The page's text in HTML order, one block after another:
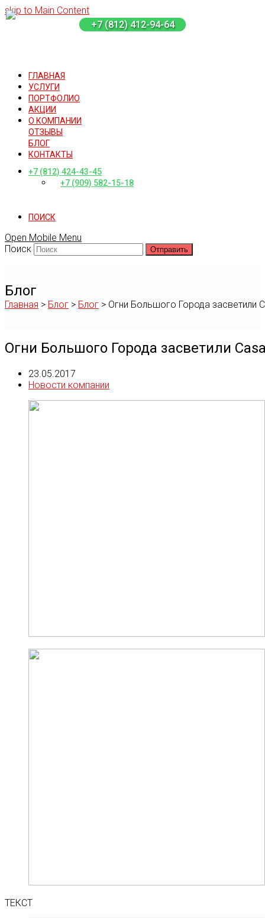
+7 (812) 412-94-64
skip to Main Content
ГЛАВНАЯ
УСЛУГИ
ПОРТФОЛИО
АКЦИИ
О КОМПАНИИ
ОТЗЫВЫ
БЛОГ
КОНТАКТЫ
+7 (812) 424-43-45
+7 (909) 582-15-18
ПОИСК
Open Mobile Menu
Поиск
Отправить
Блог
Главная > Блог > Блог > Огни Большого Города засветили
Огни Большого Города засветили
23.05.2017
Новости компании
ТЕКСТ